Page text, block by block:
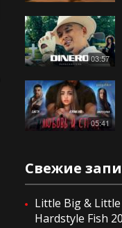
03:57
05:41
Свежие
Little Big &
Hardstyle Fish